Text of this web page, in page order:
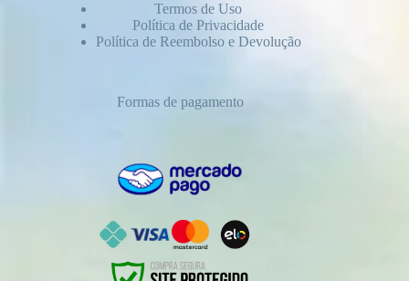
Termos de Uso
Política de Privacidade
Política de Reembolso e Devolução
Formas de pagamento